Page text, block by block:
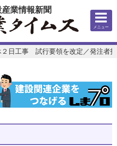
業情報新聞
メニュー
２日工事 試行要領を改定／発注者